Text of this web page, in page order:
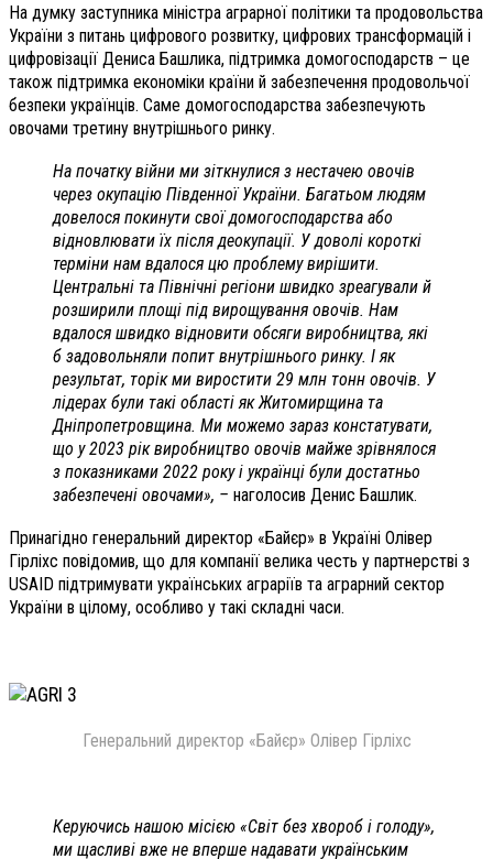
На думку заступника міністра аграрної політики та продовольства
України з питань цифрового розвитку, цифрових трансформацій і
цифровізації Дениса Башлика, підтримка домогосподарств – це
також підтримка економіки країни й забезпечення продовольчої
безпеки українців. Саме домогосподарства забезпечують
овочами третину внутрішнього ринку.
На початку війни ми зіткнулися з нестачею овочів
через окупацію Південної України. Багатьом людям
довелося покинути свої домогосподарства або
відновлювати їх після деокупації. У доволі короткі
терміни нам вдалося цю проблему вирішити.
Центральні та Північні регіони швидко зреагували й
розширили площі під вирощування овочів. Нам
вдалося швидко відновити обсяги виробництва, які
б задовольняли попит внутрішнього ринку. І як
результат, торік ми виростити 29 млн тонн овочів. У
лідерах були такі області як Житомирщина та
Дніпропетровщина. Ми можемо зараз констатувати,
що у 2023 рік виробництво овочів майже зрівнялося
з показниками 2022 року і українці були достатньо
забезпечені овочами», – наголосив Денис Башлик.
Принагідно генеральний директор «Байєр» в Україні Олівер
Гірліхс повідомив, що для компанії велика честь у партнерстві з
USAID підтримувати українських аграріїв та аграрний сектор
України в цілому, особливо у такі складні часи.
Генеральний директор «Байєр» Олівер Гірліхс
Керуючись нашою місією «Світ без хвороб і голоду»,
ми щасливі вже не вперше надавати українським